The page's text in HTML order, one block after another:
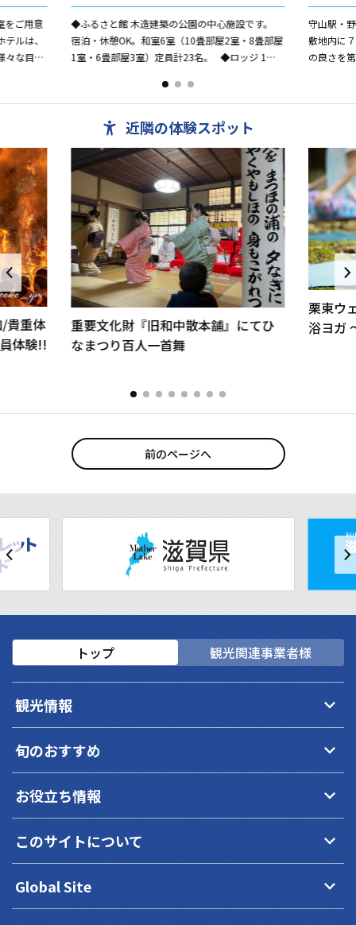
をご用意
ルは、
々な目的
◆ふるさと館 木造建築の公園の中心施設です。
宿泊・休憩OK。和室6室（10畳部屋2室・8畳部屋
1室・6畳部屋3室）定員計23名。 ◆ロッジ 1棟
守山駅・
敷地内に
の良さを
近隣の体験スポット
貴重体
体験!!
重要文化財『旧和中散本舗』にてひ
なまつり百人一首舞
栗東ウェ
前のページへ
トップ 観光関連事業者様
観光情報 keyboard_arrow_down
旬のおすすめ keyboard_arrow_down
お役立ち情報 keyboard_arrow_down
このサイトについて keyboard_arrow_down
Global Site keyboard_arrow_down